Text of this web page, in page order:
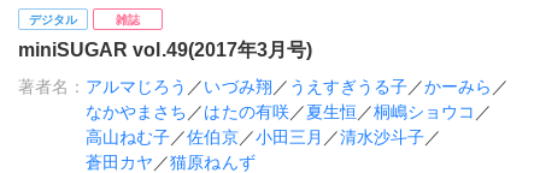
デジタル 雑誌
miniSUGAR vol.49(2017年3月号)
著者名： アルマじろう ／いづみ翔 ／ うえすぎうる子／かーみら ／
なかやまさち ／はたの有咲／夏生恒 ／桐嶋ショウコ ／
高山ねむ子／佐伯京／小田三月 ／清水沙斗子／
蒼田カヤ ／猫原ねんず